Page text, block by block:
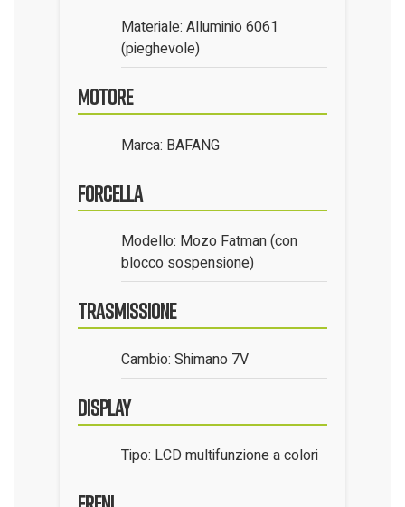
Materiale: Alluminio 6061
(pieghevole)
Motore
Marca: BAFANG
Forcella
Modello: Mozo Fatman (con
blocco sospensione)
Trasmissione
Cambio: Shimano 7V
Display
Tipo: LCD multifunzione a colori